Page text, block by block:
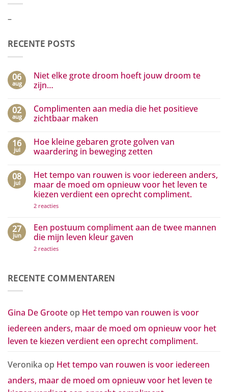
–
RECENTE POSTS
06
aug
Niet elke grote droom hoeft jouw droom te
zijn…
op
Niet
elke
hoeft
jouw
droom
02
aug
Complimenten aan media die het positieve
zichtbaar maken
op
Complimenten
aan
het
positieve
zichtbaar
maken
16
jul
Hoe kleine gebaren grote golven van
waardering in beweging zetten
op
Hoe
kleine
gebaren
golven
in
beweging
zetten
08
jul
Het tempo van rouwen is voor iedereen anders,
maar de moed om opnieuw voor het leven te
kiezen verdient een oprecht compliment.
2 reactiesop
van
rouwen
is
voor
iedereen
moed
leven
te
verdient
oprecht
27
jun
Een postuum compliment aan de twee mannen
die mijn leven kleur gaven
2 reactiesop
aan
de
leven
gaven
RECENTE COMMENTAREN
Gina De Groote op Het tempo van rouwen is voor
iedereen anders, maar de moed om opnieuw voor het
leven te kiezen verdient een oprecht compliment.
Veronika op Het tempo van rouwen is voor iedereen
anders, maar de moed om opnieuw voor het leven te